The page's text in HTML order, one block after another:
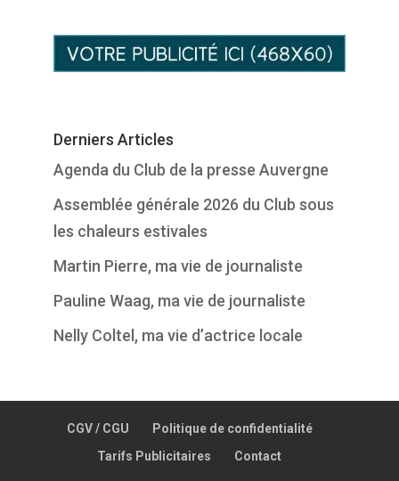
Derniers Articles
Agenda du Club de la presse Auvergne
Assemblée générale 2026 du Club sous
les chaleurs estivales
Martin Pierre, ma vie de journaliste
Pauline Waag, ma vie de journaliste
Nelly Coltel, ma vie d’actrice locale
CGV / CGU
Politique de confidentialité
Tarifs Publicitaires
Contact